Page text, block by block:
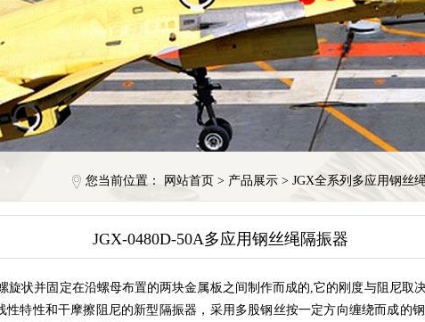
您当前位置： 网站首页 > 产品展示 > JGX全系列多应用钢丝
JGX-0480D-50A多应用钢丝绳隔振器
旋状并固定在沿螺母布置的两块金属板之间制作而成的,它的刚度与阻尼取
性特性和干摩擦阻尼的新型隔振器，采用多股钢丝按一定方向缠绕而成的